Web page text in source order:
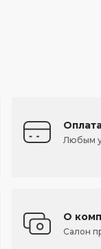
Любым
О
Салон